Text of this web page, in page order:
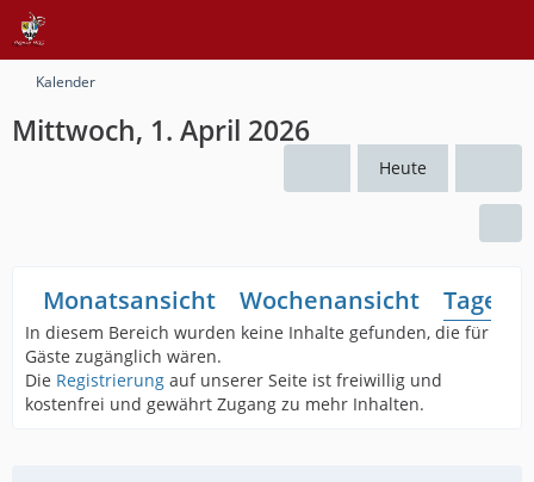
Kalender
Mittwoch, 1. April 2026
Heute
Monatsansicht Wochenansicht
In diesem Bereich wurden keine Inhalte gefunden, die für
Gäste zugänglich wären.
Die Registrierung auf unserer Seite ist freiwillig und
kostenfrei und gewährt Zugang zu mehr Inhalten.